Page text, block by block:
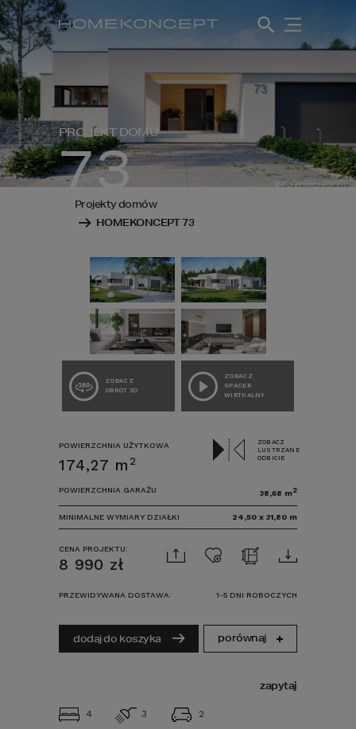
PROJEKT DOMU
73
Projekty domów
HOMEKONCEPT 73
ZOBACZ
OBRÓT 3D
ZOBACZ
SPACER
WIRTUALNY
4 3 2
POWIERZCHNIA UŻYTKOWA
174,27 m 2
ZOBACZ
LUSTRZANE
ODBICIE
POWIERZCHNIA GARAŻU 38,68 m2
MINIMALNE WYMIARY DZIAŁKI 24,50 x 31,80 m
CENA PROJEKTU:
8 990 zł
PRZEWIDYWANA DOSTAWA: 1-5 DNI ROBOCZYCH
dodaj do koszyka porównaj
zapytaj